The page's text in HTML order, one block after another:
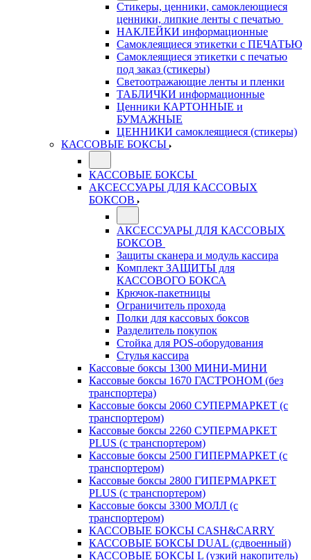
Стикеры, ценники, самоклеющиеся
ценники, липкие ленты с печатью
НАКЛЕЙКИ информационные
Самоклеящиеся этикетки с ПЕЧАТЬЮ
Самоклеящиеся этикетки с печатью
под заказ (стикеры)
Светоотражающие ленты и пленки
ТАБЛИЧКИ информационные
Ценники КАРТОННЫЕ и
БУМАЖНЫЕ
ЦЕННИКИ самоклеящиеся (стикеры)
КАССОВЫЕ БОКСЫ
КАССОВЫЕ БОКСЫ
АКСЕССУАРЫ ДЛЯ КАССОВЫХ
БОКСОВ
АКСЕССУАРЫ ДЛЯ КАССОВЫХ
БОКСОВ
Защиты сканера и модуль кассира
Комплект ЗАЩИТЫ для
КАССОВОГО БОКСА
Крючок-пакетницы
Ограничитель прохода
Полки для кассовых боксов
Разделитель покупок
Стойка для POS-оборудования
Стулья кассира
Кассовые боксы 1300 МИНИ-МИНИ
Кассовые боксы 1670 ГАСТРОНОМ (без
транспортера)
Кассовые боксы 2060 СУПЕРМАРКЕТ (с
транспортером)
Кассовые боксы 2260 СУПЕРМАРКЕТ
PLUS (с транспортером)
Кассовые боксы 2500 ГИПЕРМАРКЕТ (с
транспортером)
Кассовые боксы 2800 ГИПЕРМАРКЕТ
PLUS (с транспортером)
Кассовые боксы 3300 МОЛЛ (с
транспортером)
КАССОВЫЕ БОКСЫ CASH&CARRY
КАССОВЫЕ БОКСЫ DUAL (сдвоенный)
КАССОВЫЕ БОКСЫ L (узкий накопитель)